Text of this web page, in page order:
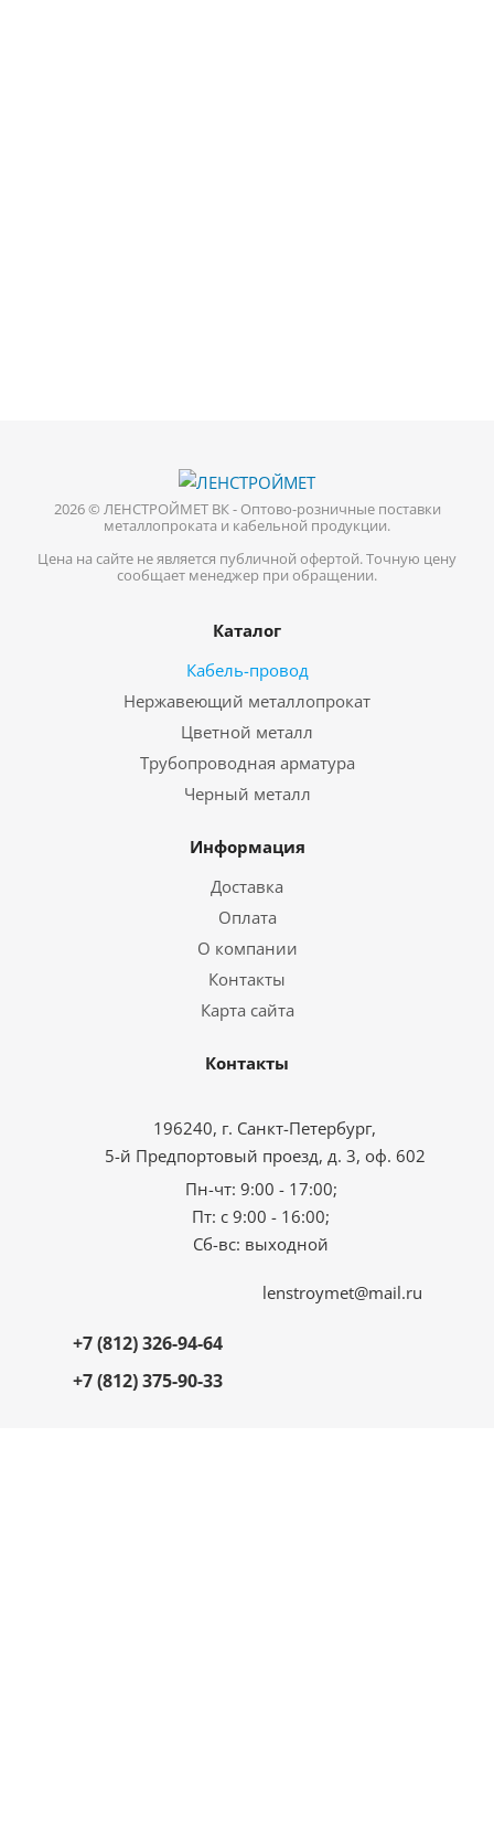
2026 © ЛЕНСТРОЙМЕТ ВК - Оптово-розничные поставки
металлопроката и кабельной продукции.
Цена на сайте не является публичной офертой. Точную цену
сообщает менеджер при обращении.
Каталог
Кабель-провод
Нержавеющий металлопрокат
Цветной металл
Трубопроводная арматура
Черный металл
Информация
Доставка
Оплата
О компании
Контакты
Карта сайта
Контакты
196240, г. Санкт-Петербург,
5-й Предпортовый проезд, д. 3, оф. 602
Пн-чт: 9:00 - 17:00;
Пт: с 9:00 - 16:00;
Сб-вс: выходной
+7 (812) 326-94-64
+7 (812) 375-90-33
lenstroymet@mail.ru